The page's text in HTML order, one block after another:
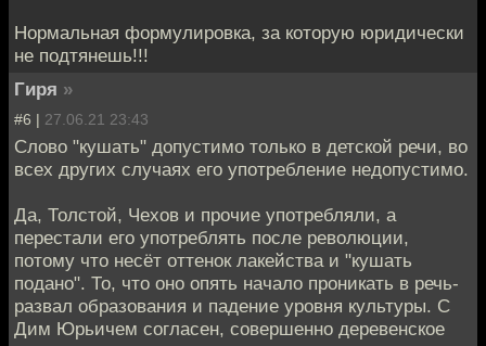
Нормальная формулировка, за которую юридически
не подтянешь!!!
Гиря »
#6 | 27.06.21 23:43
Слово "кушать" допустимо только в детской речи, во
всех других случаях его употребление недопустимо.
Да, Толстой, Чехов и прочие употребляли, а
перестали его употреблять после революции,
потому что несёт оттенок лакейства и "кушать
подано". То, что оно опять начало проникать в речь-
развал образования и падение уровня культуры. С
Дим Юрьичем согласен, совершенно деревенское